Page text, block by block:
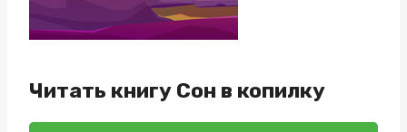
Читать книгу Сон в копилку